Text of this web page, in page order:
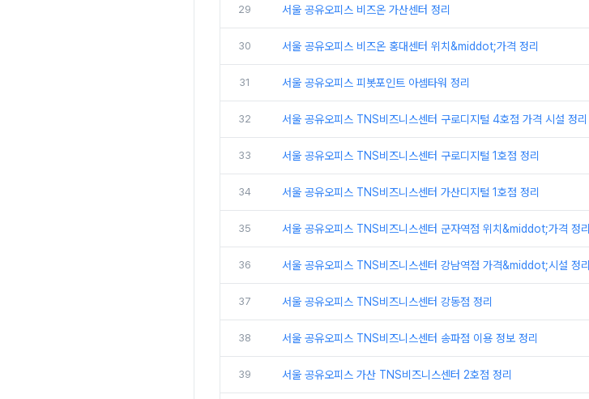
29 서울 공유오피스 비즈온 가산센터 정리
30 서울 공유오피스 비즈온 홍대센터 위치&middot;가격 정리
31 서울 공유오피스 피봇포인트 아셈타워 정리
32 서울 공유오피스 TNS비즈니스센터 구로디지털 4호점 가격 시설 정리
33 서울 공유오피스 TNS비즈니스센터 구로디지털 1호점 정리
34 서울 공유오피스 TNS비즈니스센터 가산디지털 1호점 정리
35 서울 공유오피스 TNS비즈니스센터 군자역점 위치&middot;가격 정리
36 서울 공유오피스 TNS비즈니스센터 강남역점 가격&middot;시설 정리
37 서울 공유오피스 TNS비즈니스센터 강동점 정리
38 서울 공유오피스 TNS비즈니스센터 송파점 이용 정보 정리
39 서울 공유오피스 가산 TNS비즈니스센터 2호점 정리